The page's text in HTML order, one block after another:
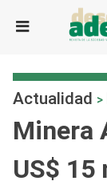
Actualidad >
Minera
US$ 15